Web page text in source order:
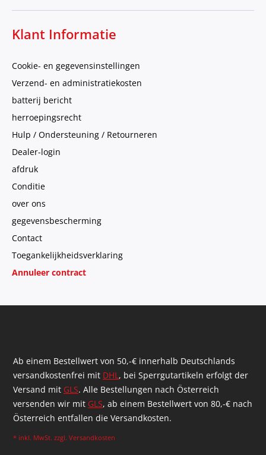
Klant Informatie
Cookie- en gegevensinstellingen
Verzend- en administratiekosten
batterij bericht
herroepingsrecht
Hulp / Ondersteuning / Retourneren
Dealer-login
afdruk
Conditie
over ons
gegevensbescherming
Contact
Toegankelijkheidsverklaring
Annuleer contract
Ab einem Bestellwert von 50,-€ innerhalb Deutschlands
versandkostenfrei mit DHL, bei Sperrgutartikeln erfolgt der
Versand mit GLS. Alle Bestellungen nach Österreich
versenden wir mit GLS, ab einem Bestellwert von 80,-€ nach
Österreich entfallen die Versandkosten.
* inkl. MwSt. zzgl. Versandkosten